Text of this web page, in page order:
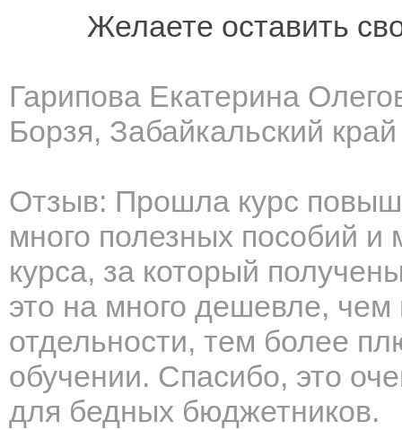
Желаете оставить
Гарипова Екатерина
Борзя, Забайкальский край
Отзыв: Прошла курс
много полезных пособий
курса, за который
это на много дешевле, чем
отдельности, тем более
обучении. Спасибо, это
для бедных бюджетников.